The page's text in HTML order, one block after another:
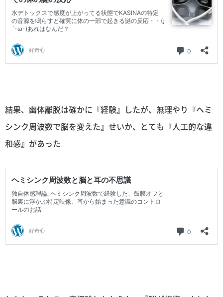
結果、幽体離脱は確かに『経験』したが、無理やり『ヘミ
シンク周波数で脳を変えた』せいか、とても『人工的な違
和感』があった